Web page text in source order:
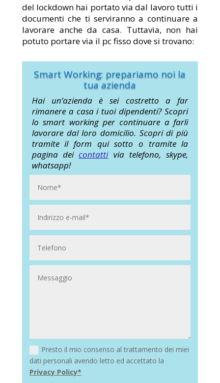
del lockdown hai portato via dal lavoro tutti i
documenti che ti serviranno a continuare a
lavorare anche da casa. Tuttavia, non hai
potuto portare via il pc fisso dove si trovano:
Smart Working: prepariamo noi la
tua azienda
Hai un’azienda è sei costretto a far
rimanere a casa i tuoi dipendenti? Scopri
lo smart working per continuare a farli
lavorare dal loro domicilio. Scopri di più
tramite il form qui sotto o tramite la
pagina deicontattivia telefono, skype,
whatsapp!
Presto il mio consenso al trattamento dei miei
dati personali avendo letto ed accettato la
Privacy Policy*